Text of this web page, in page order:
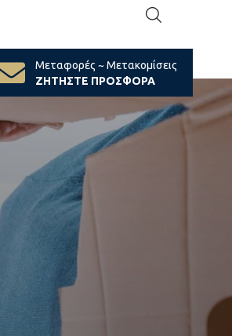
Μεταφορές ~ Μετακομίσεις
ΖΗΤΗΣΤΕ ΠΡΟΣΦΟΡΑ